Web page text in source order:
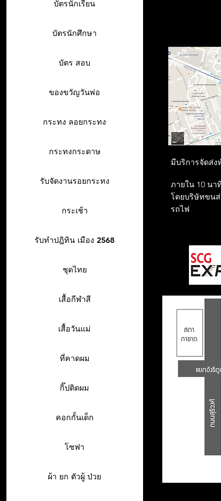
บัตรนักเรียน
บัตรนักศึกษา
บัตร สอบ
ของขวัญวันพ่อ
กระทง ลอยกระทง
กระทงกระดาษ
รับจัดงานรอยกระทง
กระเช้า
รับทำปฎิทิน เมือง 2568
ชุดไทย
เสื้อกีฬาสี
เสื้อวันแม่
ที่คาดผม
กิ๊ปติดผม
คอกกั้นเด็ก
โซฟา
ผ้า ยก ตัวผู้ ป่วย
มีบริการจัดส่ง
ภายใน 10 นา
โดยบริษัทขน
รถไฟ